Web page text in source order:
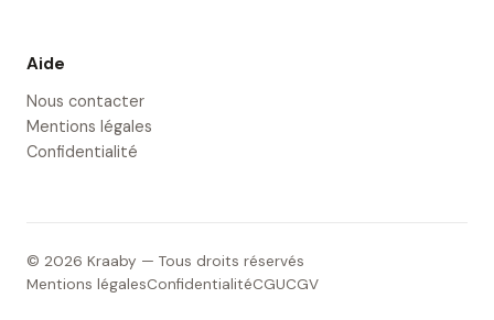
Aide
Nous contacter
Mentions légales
Confidentialité
© 2026 Kraaby — Tous droits réservés
Mentions légalesConfidentialitéCGUCGV